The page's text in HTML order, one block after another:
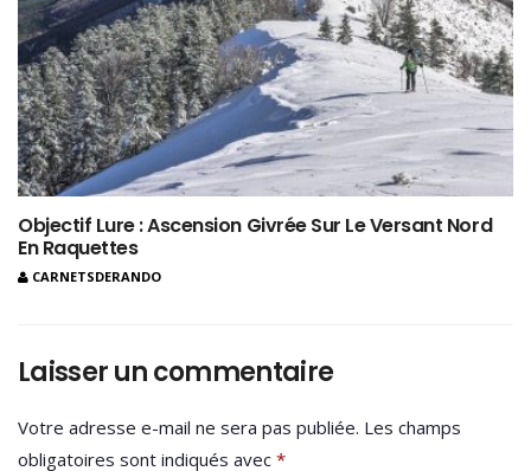
Objectif Lure : Ascension Givrée Sur Le Versant Nord
En Raquettes
CARNETSDERANDO
Laisser un commentaire
Votre adresse e-mail ne sera pas publiée. Les champs
obligatoires sont indiqués avec *